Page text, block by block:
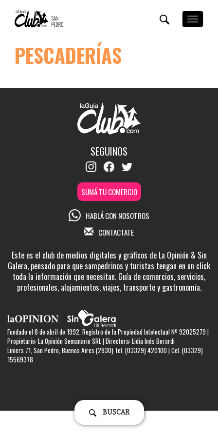
contenido
Toggle
navigation
PESCADERÍAS
SEGUINOS
SUMÁ TU COMERCIO
HABLÁ CON NOSOTROS
CONTACTATE
Este es el club de medios digitales y gráficos de La Opinión & Sin
Galera, pensado para que sampedrinos y turistas tengan en un click
toda la información que necesitan. Guía de comercios, servicios,
profesionales, alojamientos, viajes, transporte y gastronomía.
Fundado el 8 de abril de 1992. Registro de la Propiedad Intelectual Nº 92025279 |
Propietario: La Opinión Semanario SRL | Directora: Lidia Inés Berardi
Liniers 71, San Pedro, Buenos Aires (2930) Tel. (03329) 420100 | Cel. (03329)
15569378
BUSCAR